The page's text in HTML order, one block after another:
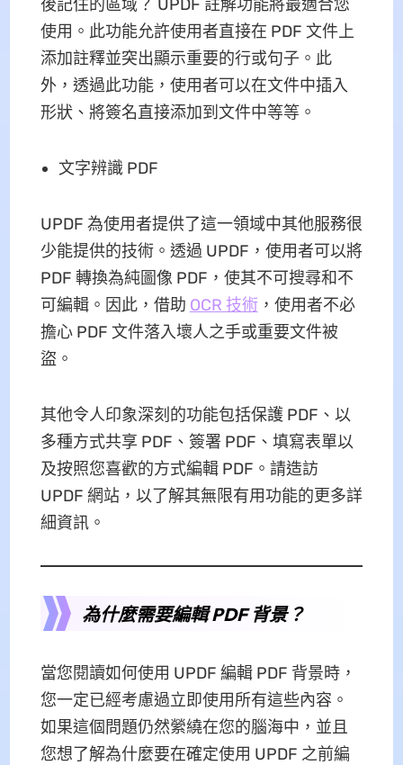
後記住的區域？ UPDF 註解功能將最適合您
使用。此功能允許使用者直接在 PDF 文件上
添加註釋並突出顯示重要的行或句子。此
外，透過此功能，使用者可以在文件中插入
形狀、將簽名直接添加到文件中等等。
文字辨識 PDF
UPDF 為使用者提供了這一領域中其他服務很
少能提供的技術。透過 UPDF，使用者可以將
PDF 轉換為純圖像 PDF，使其不可搜尋和不
可編輯。因此，借助 OCR 技術，使用者不必
擔心 PDF 文件落入壞人之手或重要文件被
盜。
其他令人印象深刻的功能包括保護 PDF、以
多種方式共享 PDF、簽署 PDF、填寫表單以
及按照您喜歡的方式編輯 PDF。請造訪
UPDF 網站，以了解其無限有用功能的更多詳
細資訊。
為什麼需要編輯 PDF 背景？
當您閱讀如何使用 UPDF 編輯 PDF 背景時，
您一定已經考慮過立即使用所有這些內容。
如果這個問題仍然縈繞在您的腦海中，並且
您想了解為什麼要在確定使用 UPDF 之前編